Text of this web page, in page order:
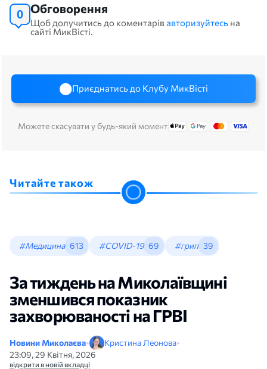
0 Обговорення
Щоб долучитись до коментарівавторизуйтесь на
сайті МикВісті.
Приєднатись до Клубу МикВісті
Можете скасувати у будь-який момент
Читайте також
#Медицина 613 #COVID-19 69 #грип 39
За тиждень на Миколаївщині
зменшився показник
захворюваності на ГРВІ
Новини Миколаєва• Кристина Леонова•
23:09, 29 Квітня, 2026
відкрити в новій вкладці